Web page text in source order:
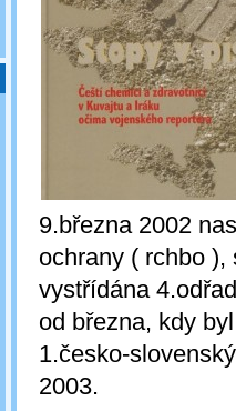
9.března 2002
ochrany ( rchbo
vystřídána
od března, kdy
1.česko-
2003.